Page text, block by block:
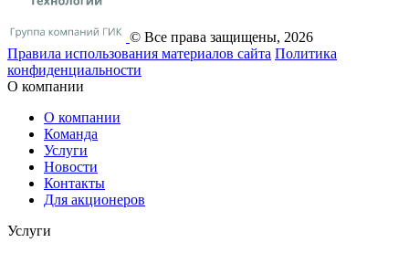
© Все права защищены, 2026
Правила использования материалов сайта Политика
конфиденциальности
О компании
О компании
Команда
Услуги
Новости
Контакты
Для акционеров
Услуги